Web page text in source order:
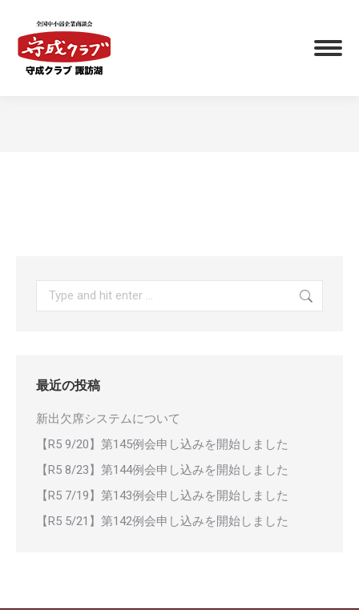
最近の投稿
新出欠席システムについて
【R5 9/20】第145例会申し込みを開始しました
【R5 8/23】第144例会申し込みを開始しました
【R5 7/19】第143例会申し込みを開始しました
【R5 5/21】第142例会申し込みを開始しました